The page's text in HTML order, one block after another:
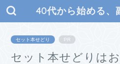
40代から始める、
セット本せどり PR
セット本せどりは